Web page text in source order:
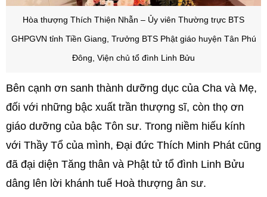
Hòa thượng Thích Thiện Nhẫn – Ủy viên Thường trực BTS
GHPGVN tỉnh Tiền Giang, Trưởng BTS Phật giáo huyện Tân Phú
Đông, Viện chủ tổ đình Linh Bửu
Bên cạnh ơn sanh thành dưỡng dục của Cha và Mẹ,
đối với những bậc xuất trần thượng sĩ, còn thọ ơn
giáo dưỡng của bậc Tôn sư. Trong niềm hiếu kính
với Thầy Tổ của mình, Đại đức Thích Minh Phát cũng
đã đại diện Tăng thân và Phật tử tổ đình Linh Bửu
dâng lên lời khánh tuế Hoà thượng ân sư.